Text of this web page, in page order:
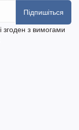
Підпишіться
і згоден з вимогами